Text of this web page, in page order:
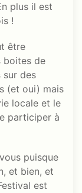
plus il est
!
être
boites de
sur des
(et oui) mais
locale et le
participer à
puisque
et bien, et
est